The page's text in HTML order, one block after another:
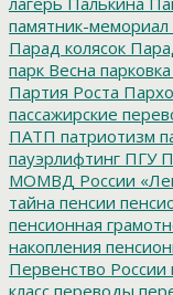
памятник-мемориал
Парад колясок
парк Весна парковка
Партия Роста
пассажирские
ПАТП патриотизм
пауэрлифтинг ПГУ
МОМВД России
тайна пенсии
пенсионная
накопления
Первенство России
класс переводы